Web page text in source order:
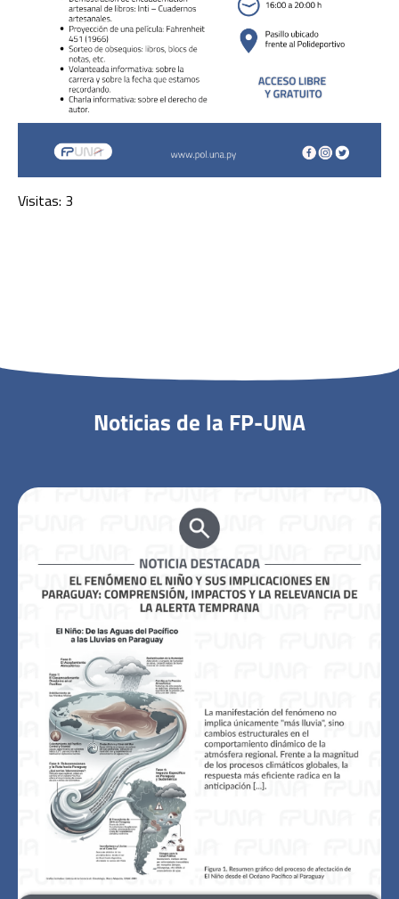
Visitas: 3
Noticias de la FP-UNA